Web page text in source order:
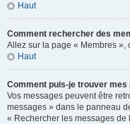
Haut
Comment rechercher des
Allez sur la page « Membres
Haut
Comment puis-je trouver
Vos messages peuvent être
messages » dans le panneau
« Rechercher les messages de